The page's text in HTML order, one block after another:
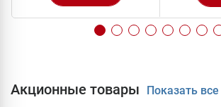
Акционные товары Показать все